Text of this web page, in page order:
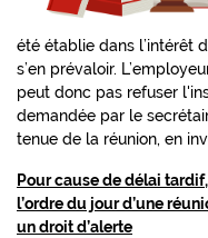
été établie dans l’intérêt
s’en prévaloir.
peut donc pas refuser
demandée par le
tenue de la réunion, en
Pour cause de délai
l’ordre du jour d’une
un droit d’alerte